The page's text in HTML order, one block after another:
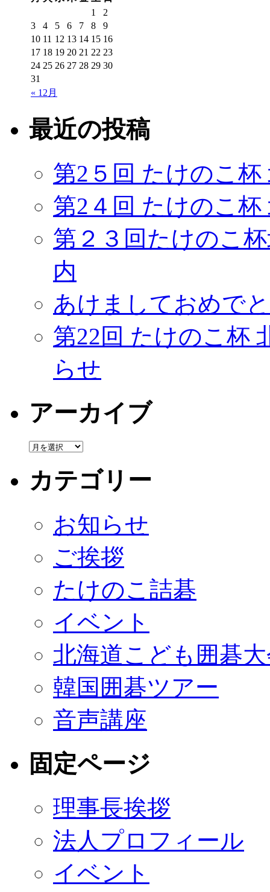
« 12月
1
2
3
4 5 6 7 8
9
10 11 12 13 14 15 16
17 18 19 20 21 22 23
24 25 26 27 28 29 30
31
最近の投稿
第2５回 たけのこ
第2４回 たけのこ
第２３回たけのこ
内
あけましておめで
第22回 たけのこ杯
らせ
アーカイブ
カテゴリー
お知らせ
ご挨拶
たけのこ詰碁
イベント
北海道こども囲碁
韓国囲碁ツアー
音声講座
固定ページ
理事長挨拶
法人プロフィール
イベント